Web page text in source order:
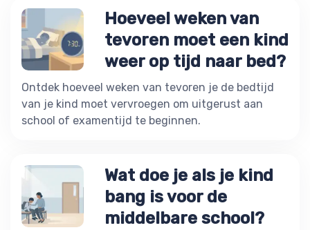
Hoeveel weken van
tevoren moet een kind
weer op tijd naar bed?
Ontdek hoeveel weken van tevoren je de bedtijd
van je kind moet vervroegen om uitgerust aan
school of examentijd te beginnen.
Wat doe je als je kind
bang is voor de
middelbare school?